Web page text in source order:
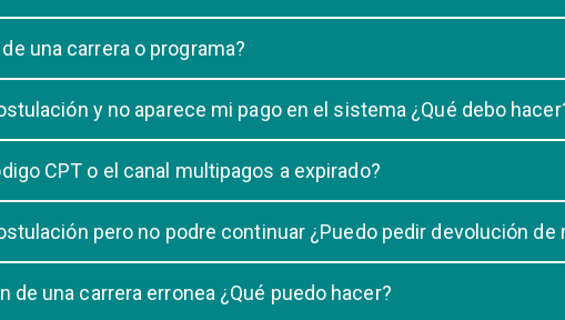
una carrera o programa?
y no aparece mi pago en el sistema ¿Qué debo
unidad de admisión e indicar que no se registró su pago.
CPT o el canal multipagos a expirado?
pero no podre continuar ¿Puedo pedir devolución de
de una carrera erronea ¿Qué puedo hacer?